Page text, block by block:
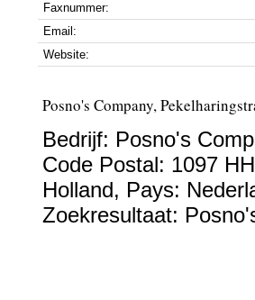
Faxnummer:
Email:
Website:
Posno's Company,
Bedrijf: Posno's
Code Postal: 1097 HH
Holland, Pays:
Zoekresultaat: